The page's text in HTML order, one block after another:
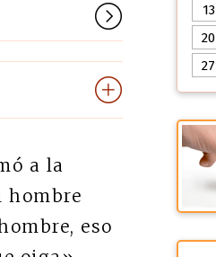
a la
hombre
eso
13
20
27